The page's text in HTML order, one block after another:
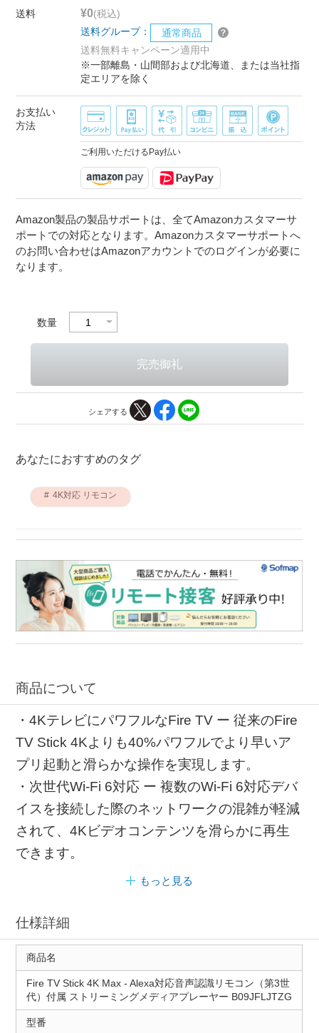
送料 ¥0(税込)
送料グループ：
通常商品
送料無料キャンペーン適用中
※一部離島・山間部および北海道、または当社指
定エリアを除く
お支払い
方法
ご利用いただけるPay払い
Amazon製品の製品サポートは、全てAmazonカスタマーサ
ポートでの対応となります。Amazonカスタマーサポートへ
のお問い合わせはAmazonアカウントでのログインが必要に
なります。
数量
シェアする
あなたにおすすめのタグ
4K対応 リモコン
商品について
・4KテレビにパワフルなFire TV ー 従来のFire
TV Stick 4Kよりも40%パワフルでより早いア
プリ起動と滑らかな操作を実現します。
・次世代Wi-Fi 6対応 ー 複数のWi-Fi 6対応デバ
イスを接続した際のネットワークの混雑が軽減
されて、4Kビデオコンテンツを滑らかに再生
できます。
もっと見る
仕様詳細
商品名
Fire TV Stick 4K Max - Alexa対応音声認識リモコン（第3世
代）付属 ストリーミングメディアプレーヤー B09JFLJTZG
型番